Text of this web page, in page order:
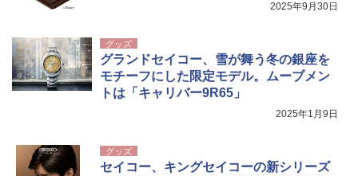
2025年9月30日
グッズ
グランドセイコー、雪が舞う冬の銀座を
モチーフにした限定モデル。ムーブメン
トは「キャリバー9R65」
2025年1月9日
グッズ
セイコー、キングセイコーの新シリーズ